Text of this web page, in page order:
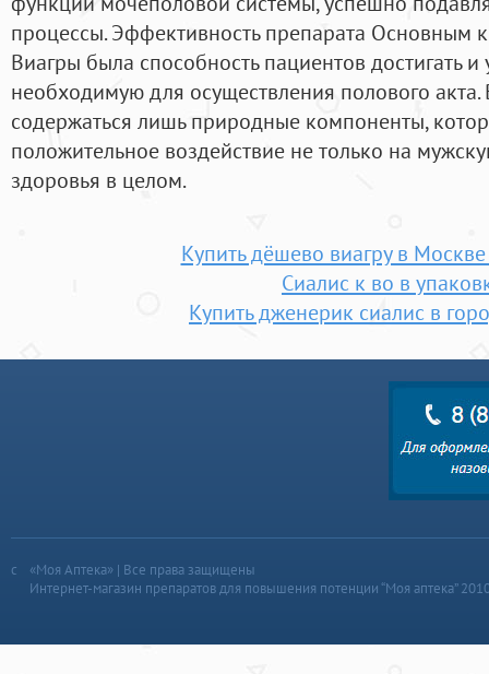
процессы. Эффективность препарата Основным
Виагры была способность пациентов достигать
необходимую для осуществления полового акта.
содержаться лишь природные компоненты,
положительное воздействие не только на
здоровья в целом.
Купить дёшево виагру в
Сиалис к во в
Купить дженерик сиалис в
«Моя Аптека» | Все права защищены
Интернет-магазин препаратов для повышения потенции “Моя аптека”